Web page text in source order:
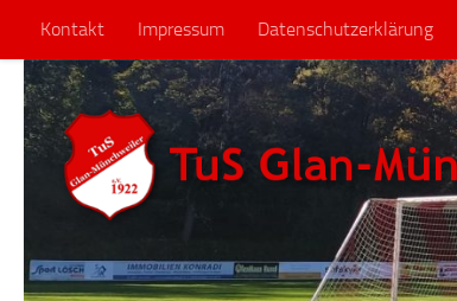
Zum Inhalt springen
Kontakt Impressum Datenschutzerklärung